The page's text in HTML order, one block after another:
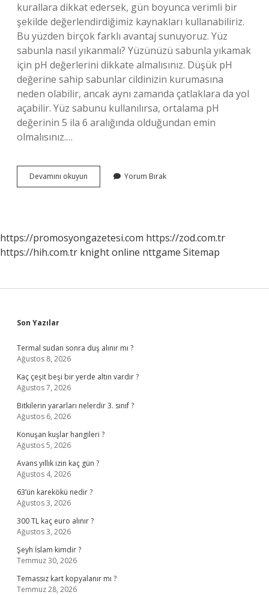
kurallara dikkat edersek, gün boyunca verimli bir
şekilde değerlendirdiğimiz kaynakları kullanabiliriz.
Bu yüzden birçok farklı avantaj sunuyoruz. Yüz
sabunla nasıl yıkanmalı? Yüzünüzü sabunla yıkamak
için pH değerlerini dikkate almalısınız. Düşük pH
değerine sahip sabunlar cildinizin kurumasına
neden olabilir, ancak aynı zamanda çatlaklara da yol
açabilir. Yüz sabunu kullanılırsa, ortalama pH
değerinin 5 ila 6 aralığında olduğundan emin
olmalısınız.…
Devamını okuyun
Nasıl
Yorum Bırak
https://promosyongazetesi.com https://zod.com.tr
https://hih.com.tr knight online nttgame Sitemap
Sidebar
Son Yazılar
Termal sudan sonra duş alınır mı ?
Ağustos 8, 2026
Kaç çeşit beşi bir yerde altın vardır ?
Ağustos 7, 2026
Bitkilerin yararları nelerdir 3. sınıf ?
Ağustos 6, 2026
Konuşan kuşlar hangileri ?
Ağustos 5, 2026
Avans yıllık izin kaç gün ?
Ağustos 4, 2026
63’ün karekökü nedir ?
Ağustos 3, 2026
300 TL kaç euro alınır ?
Ağustos 3, 2026
Şeyh İslam kimdir ?
Temmuz 30, 2026
Temassız kart kopyalanır mı ?
Temmuz 28, 2026